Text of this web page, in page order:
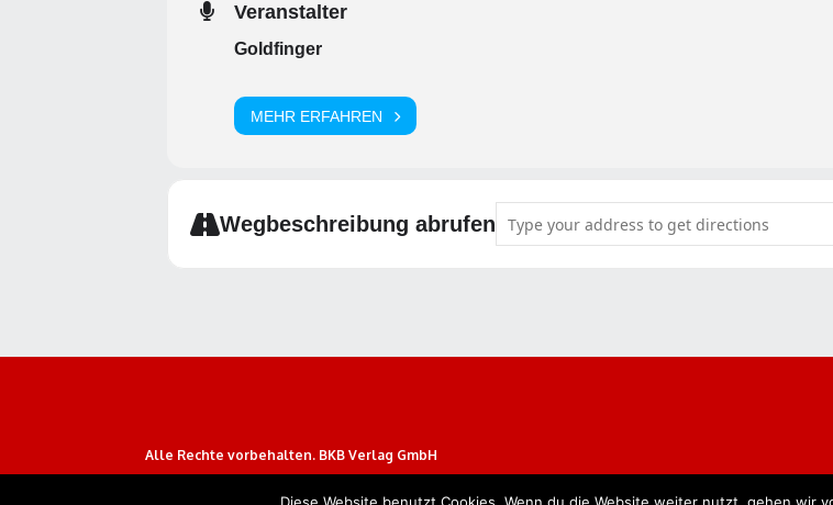
Veranstalter
Goldfinger
MEHR ERFAHREN
Wegbeschreibung abrufen
Alle Rechte vorbehalten. BKB Verlag GmbH